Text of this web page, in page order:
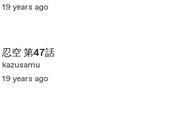
19 years ago
忍空 第47話
kazusamu
19 years ago